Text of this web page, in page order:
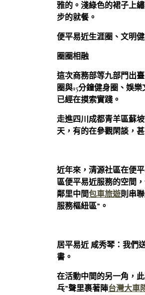
雅的。淺綠色的裙子上
步的就餐。
便平易近生涯圈、文明
圈圈相融
這次商務部等九部門出
圈與15分鐘健身圈、娛
已經在摸索實踐。
走進四川成都青羊區蘇
天，有的在參觀閑談，
近年來，清源社區在便
區便平易近服務的空間
鄰里中間包車旅遊則串
服務樞紐區”。
居平易近咸秀琴： 我們
書。
在活動中間的另一角，
乓”聲里裹著陣台灣大車